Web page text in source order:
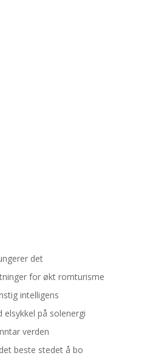
det
for økt romturisme
intelligens
på solenergi
verden
beste stedet å bo